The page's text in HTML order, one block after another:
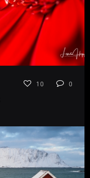
10 0